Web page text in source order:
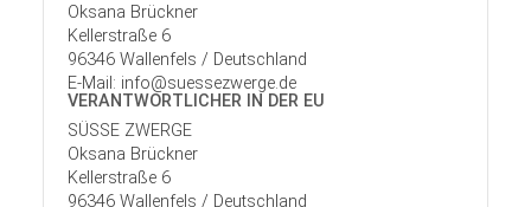
Oksana Brückner
Kellerstraße 6
96346 Wallenfels / Deutschland
E-Mail: info@suessezwerge.de
VERANTWORT­LICHER IN DER EU
SÜSSE ZWERGE
Oksana Brückner
Kellerstraße 6
96346 Wallenfels / Deutschland